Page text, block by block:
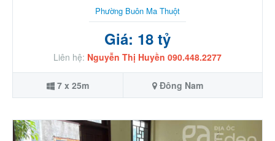
Phường Buôn Ma Thuột
Giá: 18 tỷ
Liên hệ: Nguyễn Thị Huyền 090.448.2277
7 x 25m Đông Nam